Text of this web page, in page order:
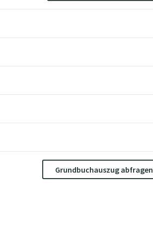
Grundbuchauszug abfragen